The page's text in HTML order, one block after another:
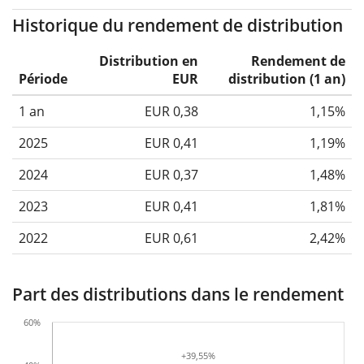
Historique du rendement de distribution
Période
Distribution en
EUR
Rendement de
distribution (1 an)
1 an
EUR 0,38
1,15%
2025
EUR 0,41
1,19%
2024
EUR 0,37
1,48%
2023
EUR 0,41
1,81%
2022
EUR 0,61 2,42%
Part des distributions dans le rendement
+39,55%
+39,55%
60%